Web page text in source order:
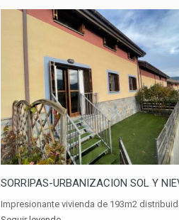
SORRIPAS-URBANIZACION SOL Y
Impresionante vivienda de 193m2